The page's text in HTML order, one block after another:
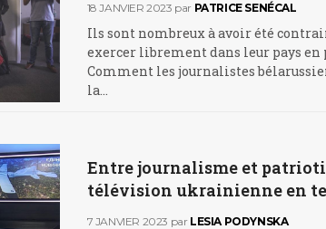
18 JANVIER 2023 par PATRICE SENÉCAL
Ils sont nombreux à avoir été
exercer librement dans leur pays
Comment les journalistes
la…
Entre journalisme et
télévision ukrainienne en
7 JANVIER 2023 par LESIA PODYNSKA